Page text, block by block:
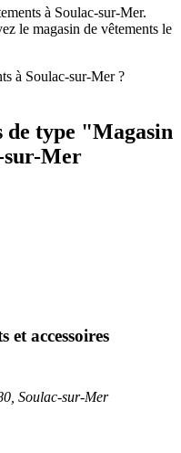
à Soulac-sur-Mer.
le magasin de vêtements le
à Soulac-sur-Mer ?
de type "Magasin
sur-Mer
accessoires
Soulac-sur-Mer